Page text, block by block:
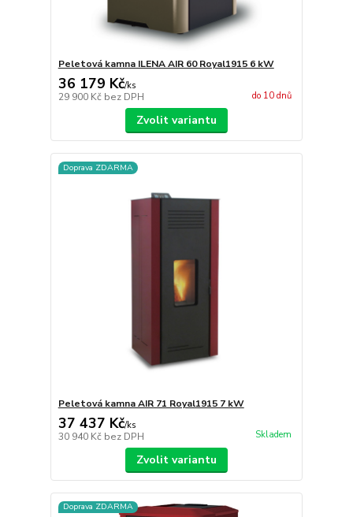
Peletová kamna ILENA AIR 60 Royal1915 6 kW
36 179 Kč/ks
29 900 Kč bez DPH do 10 dnů
Zvolit variantu
Doprava ZDARMA
Peletová kamna AIR 71 Royal1915 7 kW
37 437 Kč/ks
30 940 Kč bez DPH Skladem
Zvolit variantu
Doprava ZDARMA